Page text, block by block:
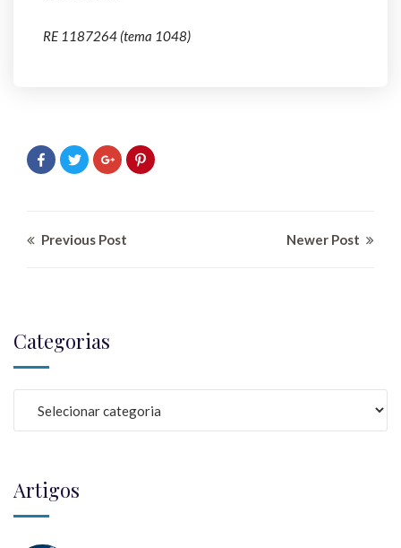
RE 1187264 (tema 1048)
Previous Post Newer Post
Categorias
Artigos